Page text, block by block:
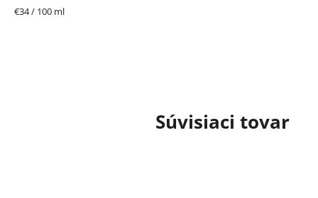
Súvisiaci tovar
Jednotková
€34 / 100 ml